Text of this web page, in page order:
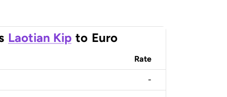
Laotian Kip to Euro
Rate
-